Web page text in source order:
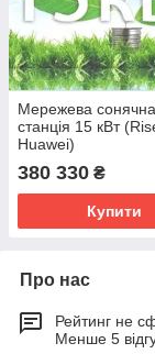
Мережева сонячна
станція 15 кВт
Huawei)
380 330 ₴
Купити
Про нас
Рейтинг не
Менше 5